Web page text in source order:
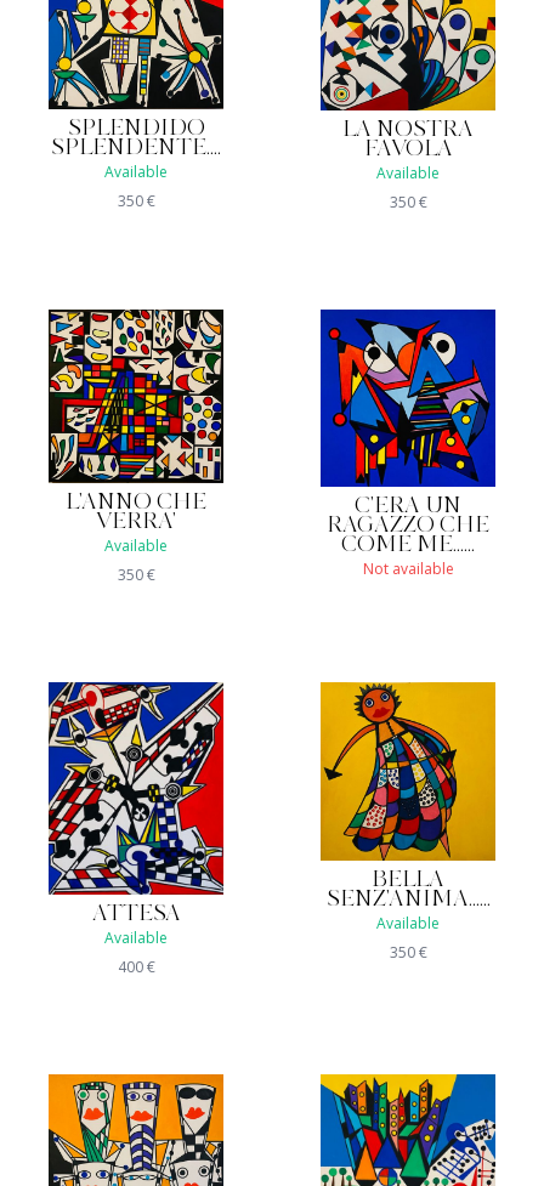
SPLENDIDO
SPLENDENTE....
Available
350€
LA NOSTRA
FAVOLA
Available
350€
L'ANNO CHE
VERRA'
Available
350€
C'ERA UN
RAGAZZO CHE
COME ME......
Not available
ATTESA
Available
400€
BELLA
SENZ'ANIMA......
Available
350€